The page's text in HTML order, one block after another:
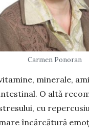
Carmen Ponoran
minerale,
O altă
cu
încărcătură